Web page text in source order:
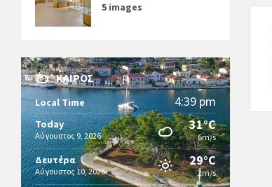
5 images
ΚΑΙΡΌΣ
Local Time 4:39 pm
Today
Αύγουστος 9, 2026
31°C
6m/s
Δευτέρα
Αύγουστος 10, 2026
29°C
2m/s